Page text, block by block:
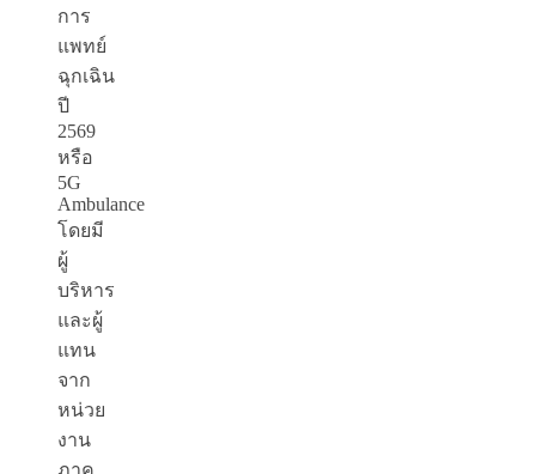
การ
แพทย์
ฉุกเฉิน
ปี
2569
หรือ
5G
Ambulance
โดยมี
ผู้
บริหาร
และผู้
แทน
จาก
หน่วย
งาน